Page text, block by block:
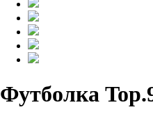
Футболка